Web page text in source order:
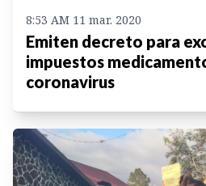
8:53 AM 11 mar. 2020
Emiten decreto para
impuestos
coronavirus